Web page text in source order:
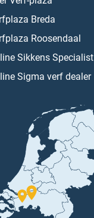
Breda
Roosendaal
Sikkens Specialist
Sigma verf dealer